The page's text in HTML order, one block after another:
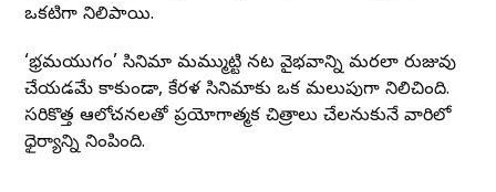
ఒకటిగా నిలిపాయి.
‘భ్రమయుగం’ సినిమా మమ్ముట్టి నట వైభవాన్ని మరలా రుజువు
చేయడమే కాకుండా, కేరళ సినిమాకు ఒక మలుపుగా నిలిచింది.
సరికొత్త ఆలోచనలతో ప్రయోగాత్మక చిత్రాలు చేయాలనుకునే వారిలో
ధైర్యాన్ని నింపింది.